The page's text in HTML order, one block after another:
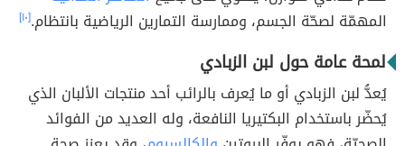
المهمّة لصحّة الجسم، وممارسة التمارين الرياضية بانتظام.[١٠]
لمحة عامة حول لبن الزبادي
يُعدُّ لبن الزبادي أو ما يُعرف بالرائب أحد منتجات الألبان الذي
يُحضّر باستخدام البكتيريا النافعة، وله العديد من الفوائد